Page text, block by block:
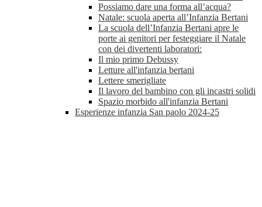
Possiamo dare una forma all’acqua?
Natale: scuola aperta all’Infanzia Bertani
La scuola dell’Infanzia Bertani apre le
porte ai genitori per festeggiare il Natale
con dei divertenti laboratori:
Il mio primo Debussy
Letture all'infanzia bertani
Lettere smerigliate
Il lavoro del bambino con gli incastri solidi
Spazio morbido all'infanzia Bertani
Esperienze infanzia San paolo 2024-25